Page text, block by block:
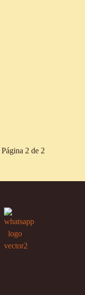
Página 2 de 2